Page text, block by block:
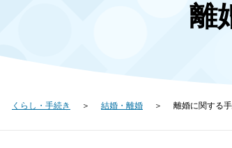
離
くらし・手続き 結婚・離婚 離婚に関する